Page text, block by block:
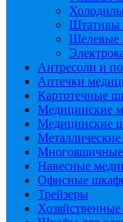
Штативы
Щелевые
Антресоли и
Аптечки
Картотечные
Медицинские
Медицинские
Навесные
Офисные
Трейзеры